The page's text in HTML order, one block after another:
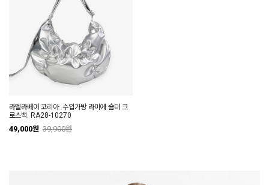
라엘라베어 코리아. 수입가방 라미에 숄더 크
로스백. RA28-10270
49,000원 39,900원